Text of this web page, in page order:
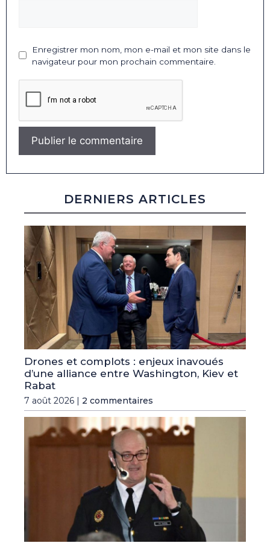
Enregistrer mon nom, mon e-mail et mon site dans le
navigateur pour mon prochain commentaire.
DERNIERS ARTICLES
Drones et complots : enjeux inavoués
d’une alliance entre Washington, Kiev et
Rabat
7 août 2026 | 2 commentaires